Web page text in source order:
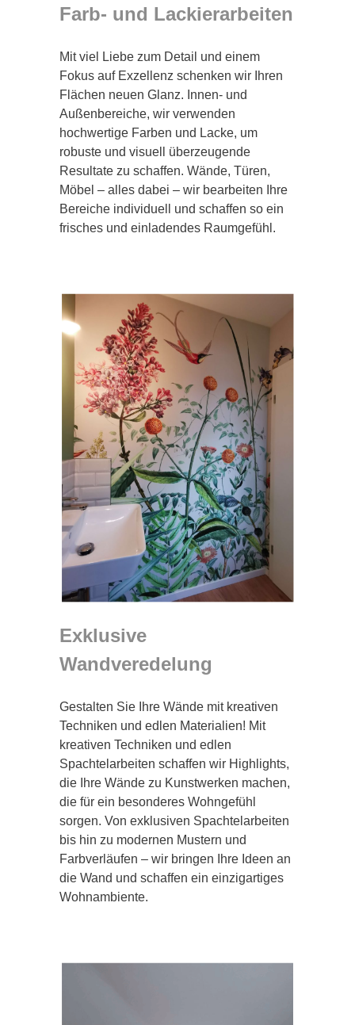
Farb- und Lackierarbeiten
Mit viel Liebe zum Detail und einem
Fokus auf Exzellenz schenken wir Ihren
Flächen neuen Glanz. Innen- und
Außenbereiche, wir verwenden
hochwertige Farben und Lacke, um
robuste und visuell überzeugende
Resultate zu schaffen. Wände, Türen,
Möbel – alles dabei – wir bearbeiten Ihre
Bereiche individuell und schaffen so ein
frisches und einladendes Raumgefühl.
Exklusive
Wandveredelung
Gestalten Sie Ihre Wände mit kreativen
Techniken und edlen Materialien! Mit
kreativen Techniken und edlen
Spachtelarbeiten schaffen wir Highlights,
die Ihre Wände zu Kunstwerken machen,
die für ein besonderes Wohngefühl
sorgen. Von exklusiven Spachtelarbeiten
bis hin zu modernen Mustern und
Farbverläufen – wir bringen Ihre Ideen an
die Wand und schaffen ein einzigartiges
Wohnambiente.